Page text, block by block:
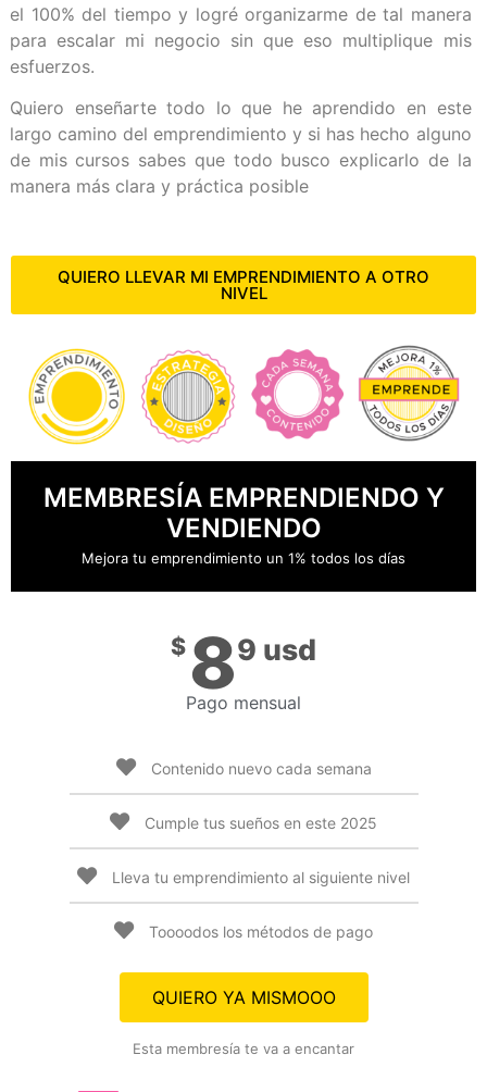
el 100% del tiempo y logré organizarme de tal manera
para escalar mi negocio sin que eso multiplique mis
esfuerzos.
Quiero enseñarte todo lo que he aprendido en este
largo camino del emprendimiento y si has hecho alguno
de mis cursos sabes que todo busco explicarlo de la
manera más clara y práctica posible
QUIERO LLEVAR MI EMPRENDIMIENTO A OTRO
NIVEL
MEMBRESÍA EMPRENDIENDO Y
VENDIENDO
Mejora tu emprendimiento un 1% todos los días
$ 89 usd
Pago mensual
Contenido nuevo cada semana
Cumple tus sueños en este 2025
Lleva tu emprendimiento al siguiente nivel
Toooodos los métodos de pago
QUIERO YA MISMOOO
Esta membresía te va a encantar